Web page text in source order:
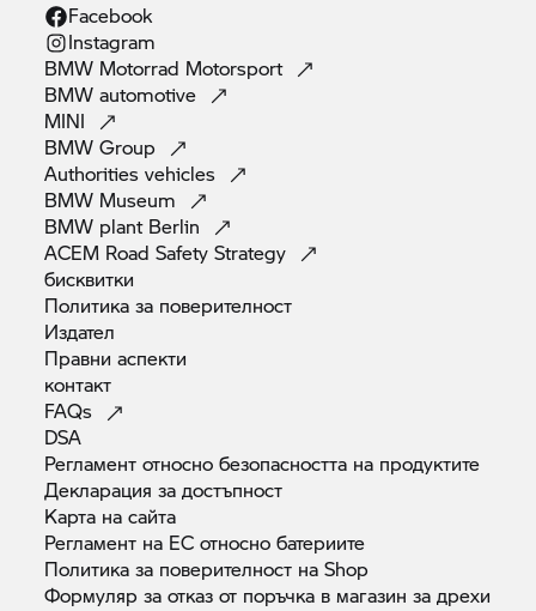
Facebook
Instagram
BMW Motorrad Motorsport
BMWautomotive
MINI
BMWGroup
Authoritiesvehicles
BMW Museum
BMW plant Berlin
ACEM Road SafetyStrategy
бисквитки
Политика за поверителност
Издател
Правниаспекти
контакт
FAQs
DSA
Регламент относно безопасността на продуктите
Декларация задостъпност
Карта насайта
Регламент на ЕС относнобатериите
Политика за поверителност наShop
Формуляр за отказ от поръчка в магазин задрехи